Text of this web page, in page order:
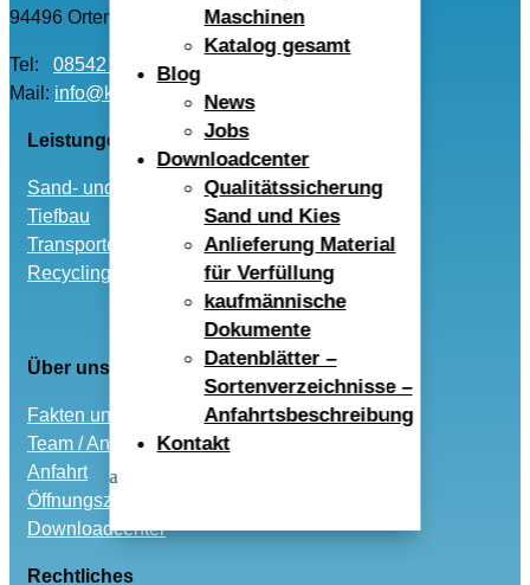
Maschinen
Katalog gesamt
Blog
News
Jobs
Downloadcenter
Qualitätssicherung
Sand und Kies
Anlieferung Material
für Verfüllung
kaufmännische
Dokumente
Datenblätter –
Sortenverzeichnisse –
Anfahrtsbeschreibung
Kontakt
94496 Ortenburg
Tel: 08542 – 96040
Mail: info@kwr-alex.de
Leistungen
Sand- und Kies
Tiefbau
Transporte
Recycling und Entsorgung
Über uns
Fakten und Historie
Team / Ansprechpartner
Anfahrt
Öffnungszeiten
Downloadcenter
Rechtliches